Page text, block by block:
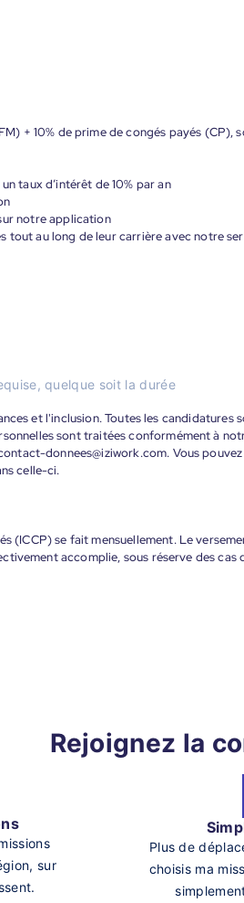
+ 10% de prime de congés payés (CP),
taux d’intérêt de 10% par an
notre application
tout au long de leur carrière avec notre
quelque soit la durée
et l'inclusion. Toutes les candidatures
sont traitées conformément à
donnees@iziwork.com. Vous
celle-ci.
(ICCP) se fait mensuellement. Le
accomplie, sous réserve des cas
Rejoignez la
sur
Plus de
choisis ma